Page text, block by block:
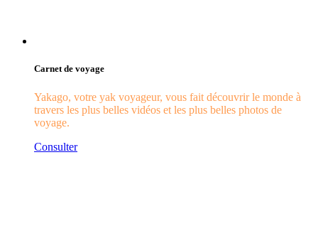
Carnet de voyage
Yakago, votre yak voyageur, vous fait découvrir le monde à
travers les plus belles vidéos et les plus belles photos de
voyage.
Consulter